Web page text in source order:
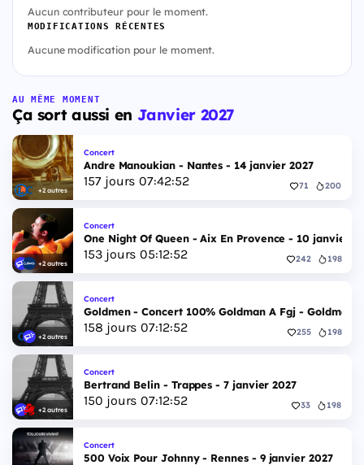
Aucun contributeur pour le moment.
MODIFICATIONS RÉCENTES
Aucune modification pour le moment.
AU MÊME MOMENT
Ça sort aussi en Janvier 2027
+2 autres
Concert
Andre Manoukian - Nantes - 14 janvier 2027
157jours 07:42:52 71 200
+2 autres
Concert
One Night Of Queen - Aix En Provence - 10 janvier
153jours 05:12:52 242 198
+2 autres
Concert
Goldmen - Concert 100% Goldman A Fgj - Goldmen
158 jours 07:12:52 255 198
+2 autres
Concert
Bertrand Belin - Trappes - 7 janvier 2027
150 jours 07:12:52 33 198
Concert
500 Voix Pour Johnny - Rennes - 9 janvier 2027